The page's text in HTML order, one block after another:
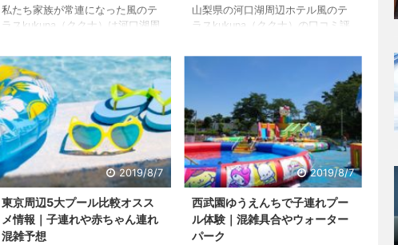
私たち家族が常連になった風のテ
ラスkukuna（ククナ）は河口湖周
周辺には湖をグルッと囲むように
観光施設がたくさんあるので遊ぶ
のにも困りません。 実はククナに
リピートする度、「もう行くとこ
ろないよね」と夫婦で話すのです
が、実際に行ってみるとリピート
したくなる施設だけでなく、新し
いところもまだまだたくさんあり
ます。 2019年夏にも行きました
した。 談合坂サービスエリアを経
て東京から河口湖へ 有名な談合坂
S.Aでは毎回休憩を入れていま
山梨県の河口湖周辺ホテル風のテ
ラスkukuna（ククナ）の口コミ評
れで宿泊した体験記に感想をまと
論を書いてしまえばこの風のテラ
スくくなは、どこを取っても最高
のホテルと言え、素敵な時間を過
ごせること間違いなしです。ただ
し人間が運営しているわけですか
ら完璧ではありません。 5回の旅
行、計9泊した経験から詳しくレ
にして下さい。 また、私たちは今
後もククナを利用させていただく
予定です。新しい発見がありまし
2019/8/7
東京周辺5大プール比較オスス
メ情報｜子連れや赤ちゃん連れ
混雑予想
2019/8/7
西武園ゆうえんちで子連れプー
ル体験｜混雑具合やウォーター
パーク